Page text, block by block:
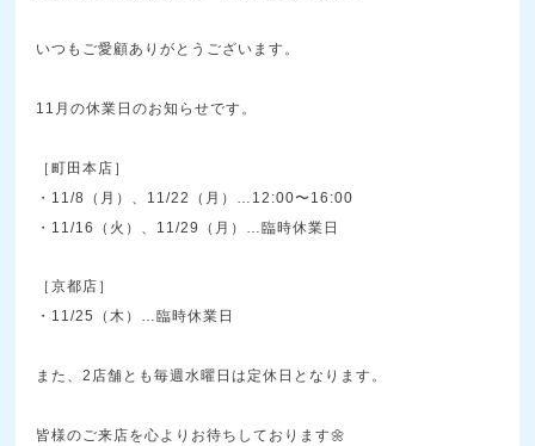
いつもご愛顧ありがとうございます。
11月の休業日のお知らせです。
［町田本店］
・11/8（月）、11/22（月）…12:00〜16:00
・11/16（火）、11/29（月）…臨時休業日
［京都店］
・11/25（木）…臨時休業日
また、2店舗とも毎週水曜日は定休日となります。
皆様のご来店を心よりお待ちしております🌼